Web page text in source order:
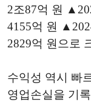
2조87억 원
4155억 원
2829억 원으로
수익성 역시 빠
영업손실을 기